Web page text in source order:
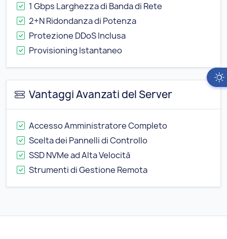
1 Gbps Larghezza di Banda di Rete
2+N Ridondanza di Potenza
Protezione DDoS Inclusa
Provisioning Istantaneo
Vantaggi Avanzati del Server
Accesso Amministratore Completo
Scelta dei Pannelli di Controllo
SSD NVMe ad Alta Velocità
Strumenti di Gestione Remota